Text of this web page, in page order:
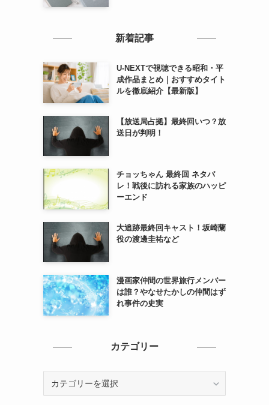
新着記事
U-NEXTで視聴できる昭和・平
成作品まとめ｜おすすめタイト
ルを徹底紹介【最新版】
【放送局占拠】最終回いつ？放
送日が判明！
チョッちゃん 最終回 ネタバ
レ！戦後に訪れる家族のハッピ
ーエンド
大追跡最終回キャスト！坂崎蘭
役の渡邊圭祐など
漫画家仲間の世界旅行メンバー
は誰？やなせたかしの仲間はず
れ事件の史実
カテゴリー